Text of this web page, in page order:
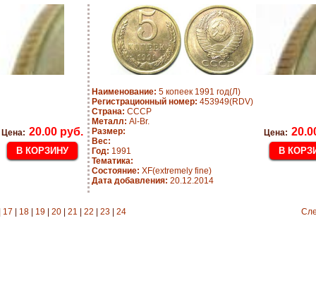
Цена: 20.00 руб.
Наименование: 5 копеек 1991 год(Л)
Регистрационный номер: 453949(RDV)
Страна: СССР
Металл: Al-Br.
Размер:
Вес:
Год: 1991
Тематика:
Состояние: XF(extremely fine)
Дата добавления: 20.12.2014
Цена:
17 18 19 20 21 22 23 24